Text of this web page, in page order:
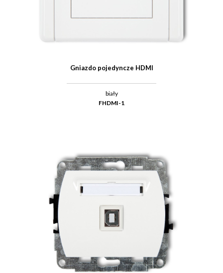
Gniazdo pojedyncze HDMI
biały
FHDMI-1